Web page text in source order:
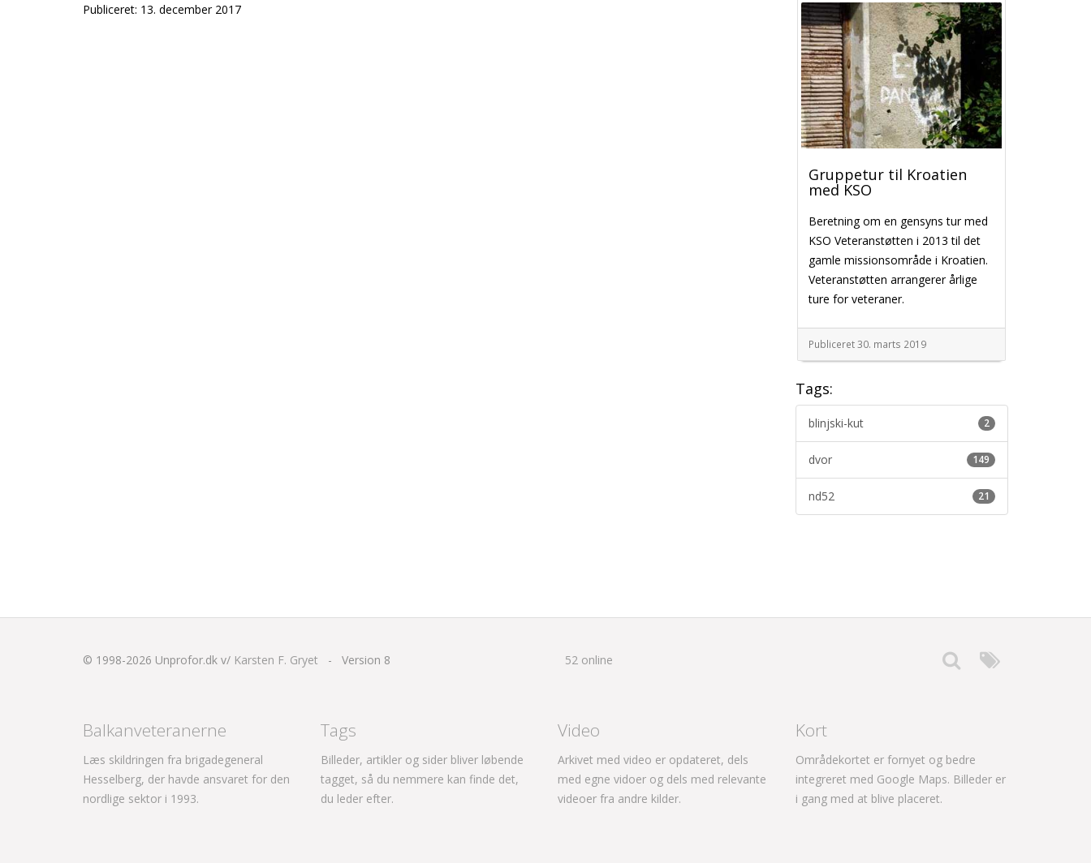
Publiceret: 13. december 2017
Gruppetur til Kroatien
med KSO
Beretning om en gensyns tur med
KSO Veteranstøtten i 2013 til det
gamle missionsområde i Kroatien.
Veteranstøtten arrangerer årlige
ture for veteraner.
Publiceret 30. marts 2019
Tags:
2
blinjski-kut
149
dvor
21
nd52
© 1998-2026 Unprofor.dk v/ Karsten F. Gryet - Version 8 52 online
Balkanveteranerne
Læs skildringen fra brigadegeneral
Hesselberg, der havde ansvaret for den
nordlige sektor i 1993.
Tags
Billeder, artikler og sider bliver løbende
tagget, så du nemmere kan finde det,
du leder efter.
Video
Arkivet med video er opdateret, dels
med egne vidoer og dels med relevante
videoer fra andre kilder.
Kort
Områdekortet er fornyet og bedre
integreret med Google Maps. Billeder er
i gang med at blive placeret.